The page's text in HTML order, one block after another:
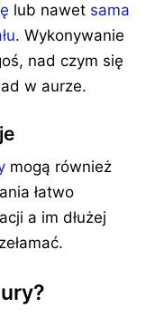
lub nawet sama
. Wykonywanie
nad czym się
w aurze.
mogą również
łatwo
a im dłużej